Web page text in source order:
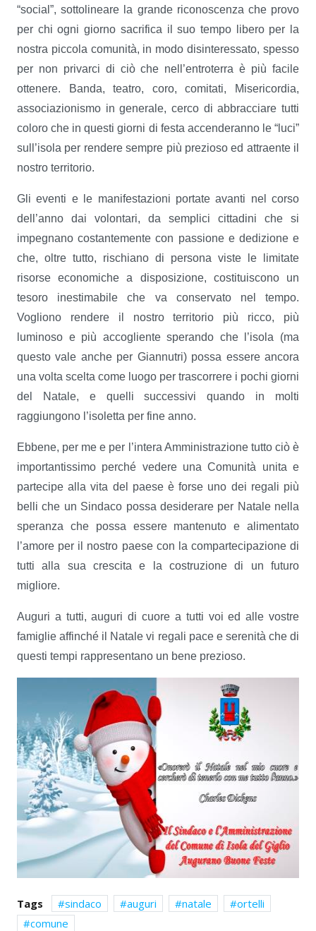
“social”, sottolineare la grande riconoscenza che provo
per chi ogni giorno sacrifica il suo tempo libero per la
nostra piccola comunità, in modo disinteressato, spesso
per non privarci di ciò che nell’entroterra è più facile
ottenere. Banda, teatro, coro, comitati, Misericordia,
associazionismo in generale, cerco di abbracciare tutti
coloro che in questi giorni di festa accenderanno le “luci”
sull’isola per rendere sempre più prezioso ed attraente il
nostro territorio.
Gli eventi e le manifestazioni portate avanti nel corso
dell’anno dai volontari, da semplici cittadini che si
impegnano costantemente con passione e dedizione e
che, oltre tutto, rischiano di persona viste le limitate
risorse economiche a disposizione, costituiscono un
tesoro inestimabile che va conservato nel tempo.
Vogliono rendere il nostro territorio più ricco, più
luminoso e più accogliente sperando che l’isola (ma
questo vale anche per Giannutri) possa essere ancora
una volta scelta come luogo per trascorrere i pochi giorni
del Natale, e quelli successivi quando in molti
raggiungono l’isoletta per fine anno.
Ebbene, per me e per l’intera Amministrazione tutto ciò è
importantissimo perché vedere una Comunità unita e
partecipe alla vita del paese è forse uno dei regali più
belli che un Sindaco possa desiderare per Natale nella
speranza che possa essere mantenuto e alimentato
l’amore per il nostro paese con la compartecipazione di
tutti alla sua crescita e la costruzione di un futuro
migliore.
Auguri a tutti, auguri di cuore a tutti voi ed alle vostre
famiglie affinché il Natale vi regali pace e serenità che di
questi tempi rappresentano un bene prezioso.
Tags sindaco auguri natale
ortelli
comune